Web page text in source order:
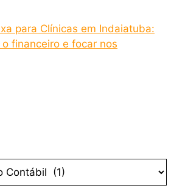
para Clínicas em Indaiatuba:
financeiro e focar nos